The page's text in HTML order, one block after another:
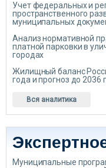
Учет федеральных и
пространственного
муниципальных
Анализ нормативной
платной парковки в
городах
Жилищный баланс
года и прогноз до 2036
Вся аналитика
Муниципальные